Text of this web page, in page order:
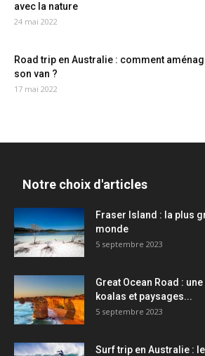
avec la nature
24 mai 2022
Road trip en Australie : comment
son van ?
17 mai 2022
Notre choix d'articles
Fraser Island : la plus
monde
5 septembre 2023
Great Ocean Road :
koalas et paysages...
5 septembre 2023
Surf trip en Australie :